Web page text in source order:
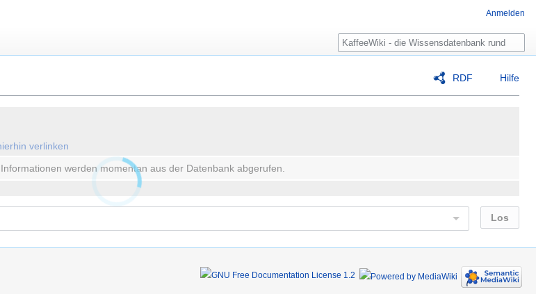
RDF Hilfe
verlinken
werden momentan aus der Datenbank abgerufen.
Anmelden
Suche